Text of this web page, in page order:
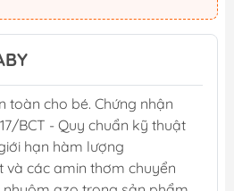
toàn cho bé. Chứng nhận
BCT - Quy chuẩn kỹ thuật
hạn hàm lượng
và các amin thơm chuyển